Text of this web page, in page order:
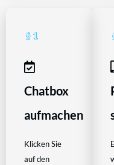
Chatbox
aufmachen
Klicken Sie
auf den